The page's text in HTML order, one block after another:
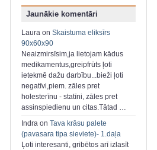
Jaunākie komentāri
Laura on Skaistuma eliksīrs
90x60x90
Neaizmirsīsim,ja lietojam kādus
medikamentus,greipfrūts ļoti
ietekmē dažu darbību...bieži ļoti
negatīvi,piem. zāles pret
holesterīnu - statīni, zāles pret
assinspiedienu un citas.Tātad …
Indra on Tava krāsu palete
(pavasara tipa sieviete)- 1.daļa
Ļoti interesanti, gribētos arī izlasīt